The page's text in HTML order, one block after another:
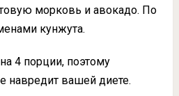
морковь и авокадо. По
кунжута.
4 порции, поэтому
навредит вашей диете.